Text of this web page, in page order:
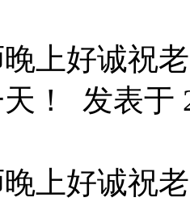
上好诚祝
！ 发表于
上好诚祝